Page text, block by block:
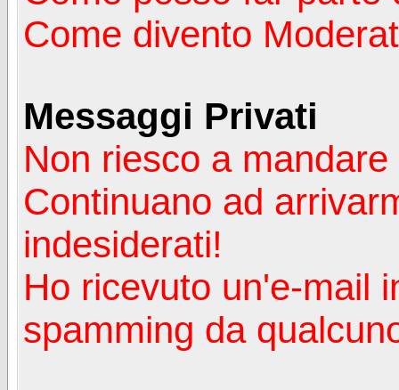
Come divento
Messaggi Privati
Non riesco a
Continuano ad
indesiderati!
Ho ricevuto un'e-mail
spamming da